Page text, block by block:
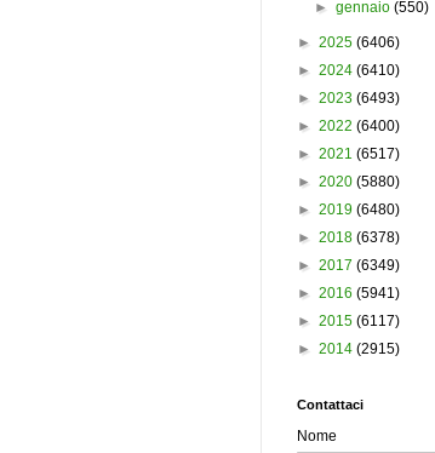
►gennaio (550)
► 2025 (6406)
► 2024 (6410)
► 2023 (6493)
► 2022 (6400)
► 2021 (6517)
► 2020 (5880)
► 2019 (6480)
► 2018 (6378)
► 2017 (6349)
► 2016 (5941)
► 2015 (6117)
► 2014 (2915)
Contattaci
Nome